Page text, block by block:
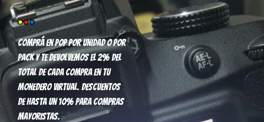
Comprá en pop por unidad o por
pack y te devolvemos el 2% del
total de cada compra en tu
monedero virtual. Descuentos
de hasta un 10% para compras
mayoristas.